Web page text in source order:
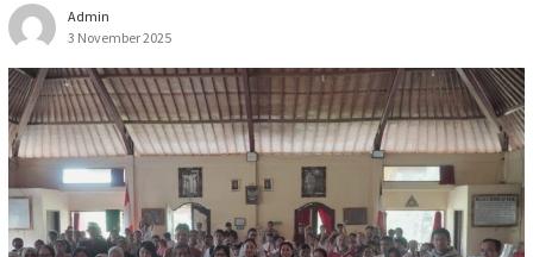
Admin
3 November 2025